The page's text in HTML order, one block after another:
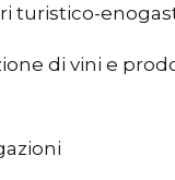
turistico-
di vini e